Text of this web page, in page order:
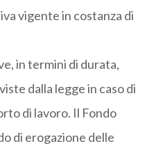
vigente in costanza di
in termini di durata,
dalla legge in caso di
di lavoro. Il Fondo
di erogazione delle